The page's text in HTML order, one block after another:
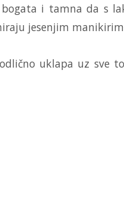
i tamna da s
jesenjim
uklapa uz sve